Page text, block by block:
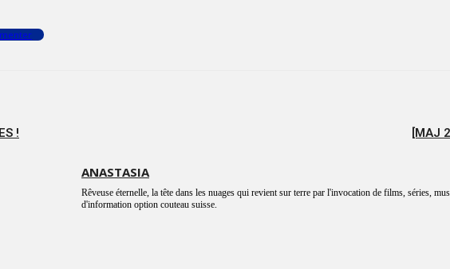
! [MAJ
ANASTASIA
Rêveuse éternelle, la tête dans les nuages qui revient sur terre par l'invocation de films, séries,
d'information option couteau suisse.